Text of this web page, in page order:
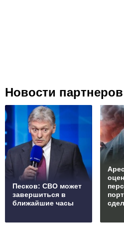
Новости партнеров
Песков: СВО может
завершиться в
ближайшие часы